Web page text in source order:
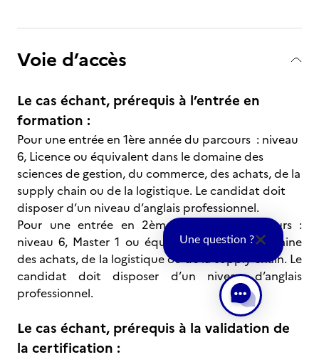
Voie d’accès
Le cas échant, prérequis à l’entrée en
formation :
Pour une entrée en 1ère année du parcours : niveau
6, Licence ou équivalent dans le domaine des
sciences de gestion, du commerce, des achats, de la
supply chain ou de la logistique. Le candidat doit
disposer d’un niveau d’anglais professionnel.
Pour une entrée en 2ème année du parcours :
niveau 6, Master 1 ou équivalent dans le domaine
des achats, de la logistique ou de la supply chain. Le
candidat doit disposer d’un niveau d’anglais
professionnel.
Le cas échant, prérequis à la validation de
la certification :
Une question ?